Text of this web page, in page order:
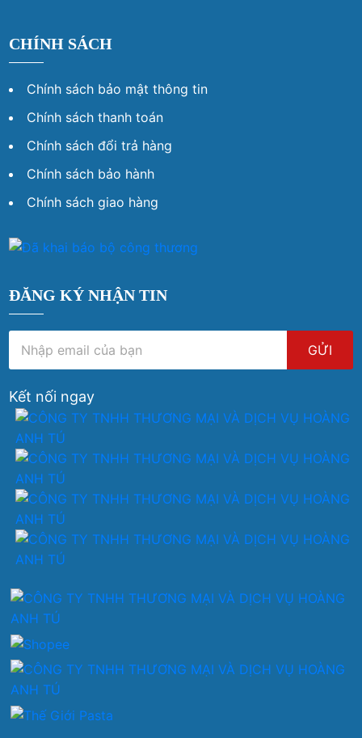
CHÍNH SÁCH
Chính sách bảo mật thông tin
Chính sách thanh toán
Chính sách đổi trả hàng
Chính sách bảo hành
Chính sách giao hàng
ĐĂNG KÝ NHẬN TIN
GỬI
Kết nối ngay